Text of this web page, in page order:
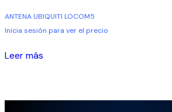
ANTENA UBIQUITI LOCOM5
Inicia sesión para ver el precio
Leer más